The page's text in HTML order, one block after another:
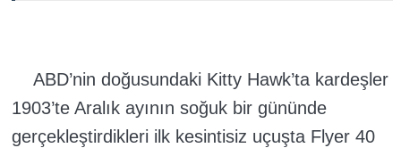
ABD’nin doğusundaki Kitty Hawk’ta kardeşler
1903’te Aralık ayının soğuk bir gününde
gerçekleştirdikleri ilk kesintisiz uçuşta Flyer 40